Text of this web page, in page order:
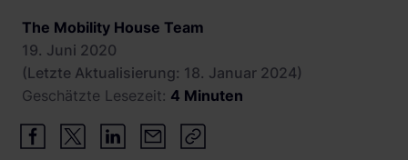
The Mobility House Team
19. Juni 2020
(Letzte Aktualisierung: 18. Januar 2024)
Geschätzte Lesezeit: 4 Minuten